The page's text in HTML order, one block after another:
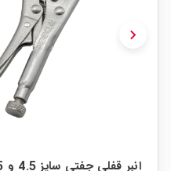
chevron_right